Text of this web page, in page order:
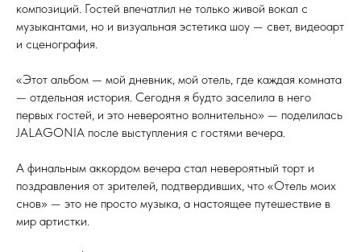
композиций. Гостей впечатлил не только живой вокал с
музыкантами, но и визуальная эстетика шоу — свет, видеоарт
и сценография.
«Этот альбом — мой дневник, мой отель, где каждая комната
— отдельная история. Сегодня я будто заселила в него
первых гостей, и это невероятно волнительно» — поделилась
JALAGONIA после выступления с гостями вечера.
А финальным аккордом вечера стал невероятный торт и
поздравления от зрителей, подтвердивших, что «Отель моих
снов» — это не просто музыка, а настоящее путешествие в
мир артистки.